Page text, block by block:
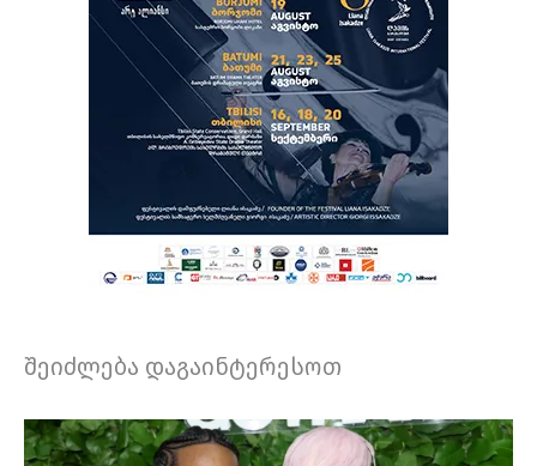
შეიძლება დაგაინტერესოთ